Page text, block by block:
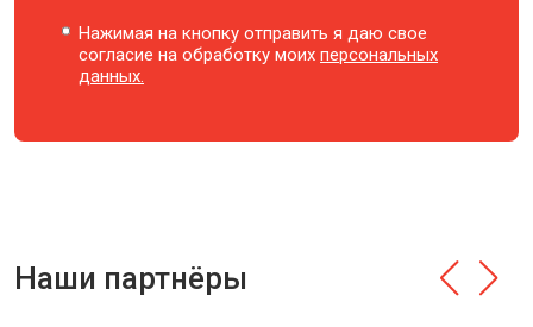
Нажимая на кнопку отправить я даю свое
согласие на обработку моихперсональных
данных.
Наши партнёры